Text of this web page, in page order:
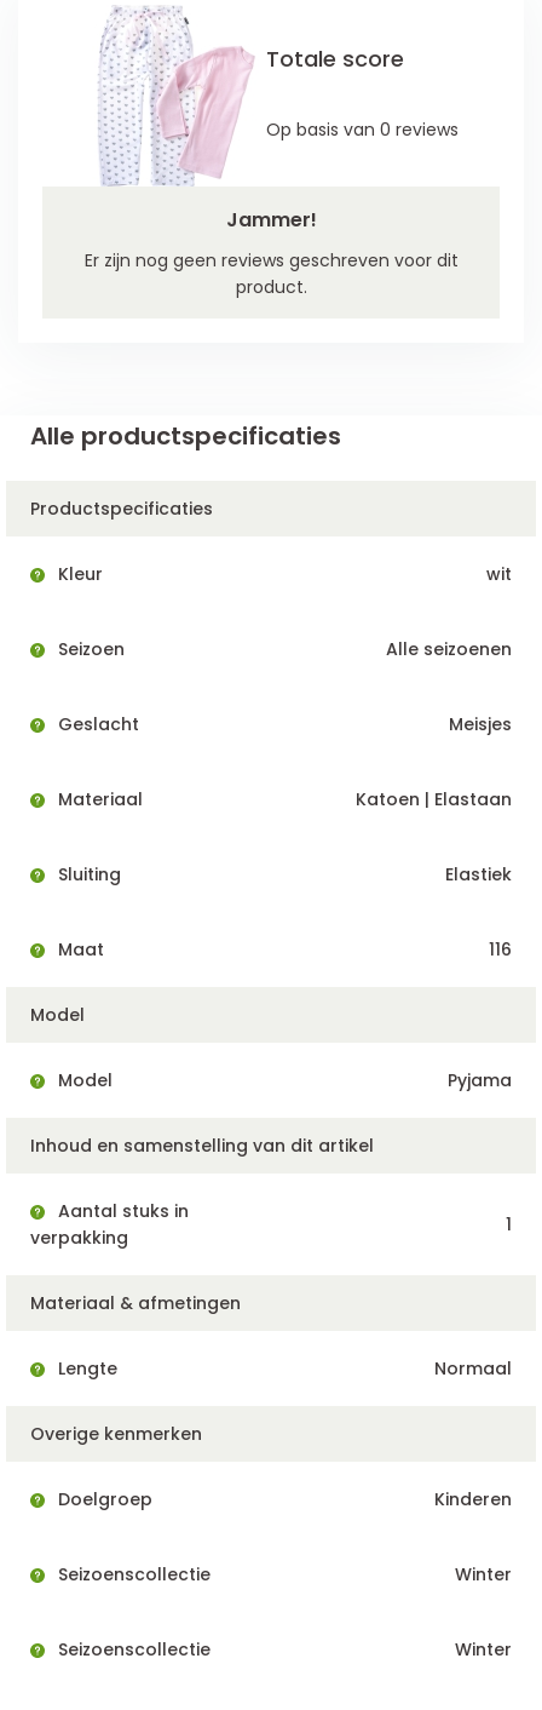
Jammer!
Er zijn nog geen reviews geschreven voor dit
product.
Totale score
Op basis van 0 reviews
Alle productspecificaties
Productspecificaties
Kleur wit
Seizoen Alle seizoenen
Geslacht Meisjes
Materiaal Katoen | Elastaan
Sluiting Elastiek
Maat 116
Model
Model Pyjama
Inhoud en samenstelling van dit artikel
Aantal stuks in
verpakking
1
Materiaal & afmetingen
Lengte Normaal
Overige kenmerken
Doelgroep Kinderen
Seizoenscollectie Winter
Seizoenscollectie Winter